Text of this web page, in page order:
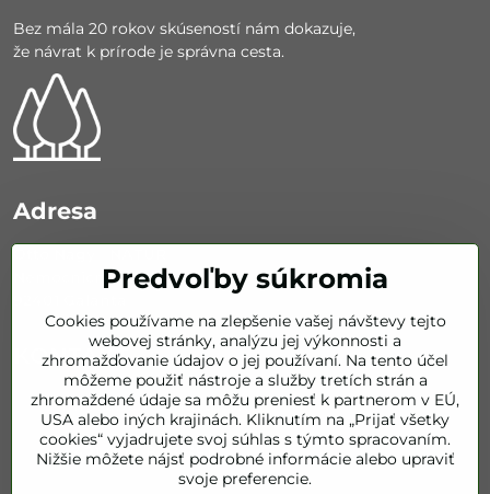
Bez mála 20 rokov skúseností nám dokazuje,
že návrat k prírode je správna cesta.
Adresa
Nemocničná 626/67
KONTAKT
info​@bestofnatur​.sk
+421 905 843 351
Predvoľby súkromia
Cookies používame na zlepšenie vašej návštevy tejto
webovej stránky, analýzu jej výkonnosti a
zhromažďovanie údajov o jej používaní. Na tento účel
môžeme použiť nástroje a služby tretích strán a
zhromaždené údaje sa môžu preniesť k partnerom v EÚ,
USA alebo iných krajinách. Kliknutím na „Prijať všetky
cookies“ vyjadrujete svoj súhlas s týmto spracovaním.
Nižšie môžete nájsť podrobné informácie alebo upraviť
svoje preferencie.